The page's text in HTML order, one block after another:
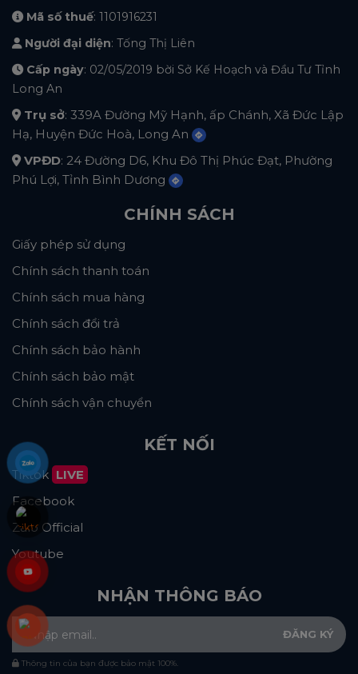
Mã số thuế: 1101916231
Người đại diện: Tống Thị Liên
Cấp ngày: 02/05/2019 bời Sở Kế Hoạch và Đầu Tư Tỉnh
Long An
Trụ sở: 339A Đường Mỹ Hạnh, ấp Chánh, Xã Đức Lập
Hạ, Huyện Đức Hoà, Long An
VPĐD: 24 Đường D6, Khu Đô Thị Phúc Đạt, Phường
Phú Lợi, Tỉnh Bình Dương
CHÍNH SÁCH
Giấy phép sử dụng
Chính sách thanh toán
Chính sách mua hàng
Chính sách đổi trả
Chính sách bảo hành
Chính sách bảo mật
Chính sách vận chuyển
KẾT NỐI
Tiktok LIVE
Facebook
Zalo Official
Youtube
NHẬN THÔNG BÁO
Thông tin của bạn được bảo mật 100%.